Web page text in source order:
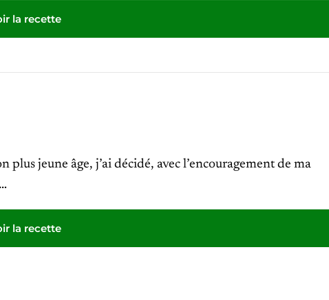
la recette
jeune âge, j’ai décidé, avec l’encouragement de ma
la recette